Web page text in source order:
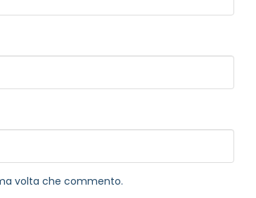
volta che commento.